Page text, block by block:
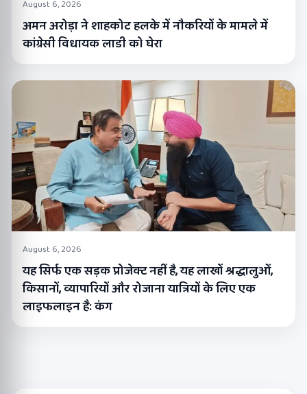
August 6, 2026
अमन अरोड़ा ने शाहकोट हलके में नौकरियों के मामले में
कांग्रेसी विधायक लाडी को घेरा
August 6, 2026
यह सिर्फ एक सड़क प्रोजेक्ट नहीं है, यह लाखों श्रद्धालुओं,
किसानों, व्यापारियों और रोजाना यात्रियों के लिए एक
लाइफलाइन है: कंग